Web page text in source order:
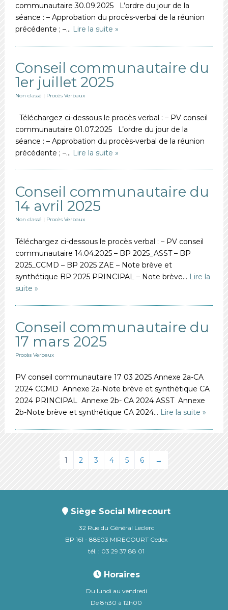
communautaire 30.09.2025 L’ordre du jour de la
séance : – Approbation du procès-verbal de la réunion
précédente ; –… Lire la suite »
Conseil communautaire du
1er juillet 2025
Non classé | Procès Verbaux
Téléchargez ci-dessous le procès verbal : – PV conseil
communautaire 01.07.2025 L’ordre du jour de la
séance : – Approbation du procès-verbal de la réunion
précédente ; –… Lire la suite »
Conseil communautaire du
14 avril 2025
Non classé | Procès Verbaux
Téléchargez ci-dessous le procès verbal : – PV conseil
communautaire 14.04.2025 – BP 2025_ASST – BP
2025_CCMD – BP 2025 ZAE – Note brève et
synthétique BP 2025 PRINCIPAL – Note brève… Lire la
suite »
Conseil communautaire du
17 mars 2025
Procès Verbaux
PV conseil communautaire 17 03 2025 Annexe 2a-CA
2024 CCMD Annexe 2a-Note brève et synthétique CA
2024 PRINCIPAL Annexe 2b- CA 2024 ASST Annexe
2b-Note brève et synthétique CA 2024… Lire la suite »
1 2 3 4 5 6 →
Siège Social Mirecourt
32 Rue du Général Leclerc
BP 161 - 88503 MIRECOURT Cedex
tél. : 03 29 37 88 01
Horaires
Du lundi au vendredi
De 8h30 à 12h00